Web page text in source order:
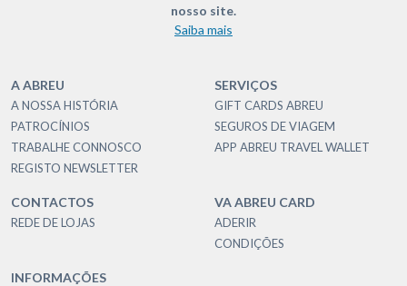
nosso site.
Saiba mais
A ABREU
A NOSSA HISTÓRIA
PATROCÍNIOS
TRABALHE CONNOSCO
REGISTO NEWSLETTER
SERVIÇOS
GIFT CARDS ABREU
SEGUROS DE VIAGEM
APP ABREU TRAVEL WALLET
CONTACTOS
REDE DE LOJAS
VA ABREU CARD
ADERIR
CONDIÇÕES
INFORMAÇÕES